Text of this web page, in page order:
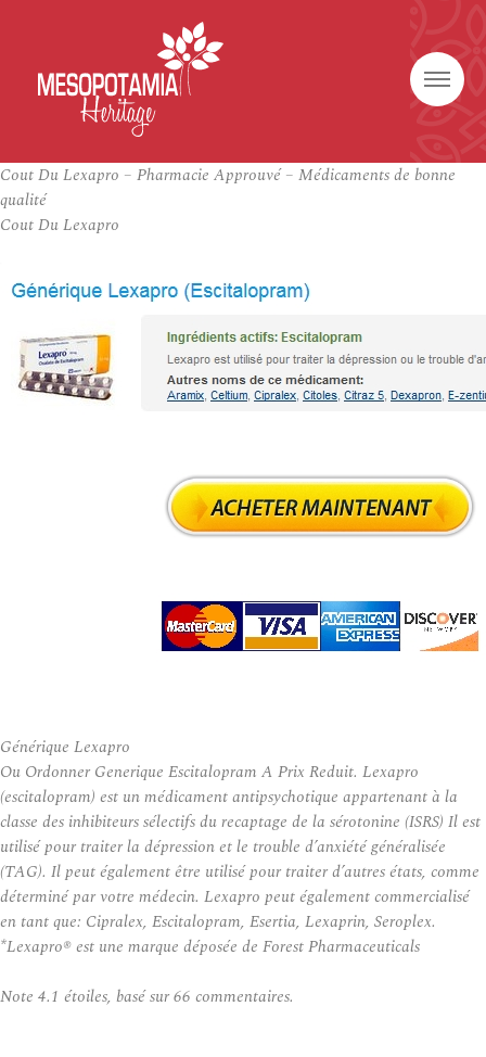
Cout Du Lexapro – Pharmacie Approuvé – Médicaments de bonne
qualité
Cout Du Lexapro
Générique Lexapro
Ou Ordonner Generique Escitalopram A Prix Reduit. Lexapro
(escitalopram) est un médicament antipsychotique appartenant à la
classe des inhibiteurs sélectifs du recaptage de la sérotonine (ISRS) Il est
utilisé pour traiter la dépression et le trouble d’anxiété généralisée
(TAG). Il peut également être utilisé pour traiter d’autres états, comme
déterminé par votre médecin. Lexapro peut également commercialisé
en tant que: Cipralex, Escitalopram, Esertia, Lexaprin, Seroplex.
*Lexapro® est une marque déposée de Forest Pharmaceuticals
Note 4.1 étoiles, basé sur66 commentaires.